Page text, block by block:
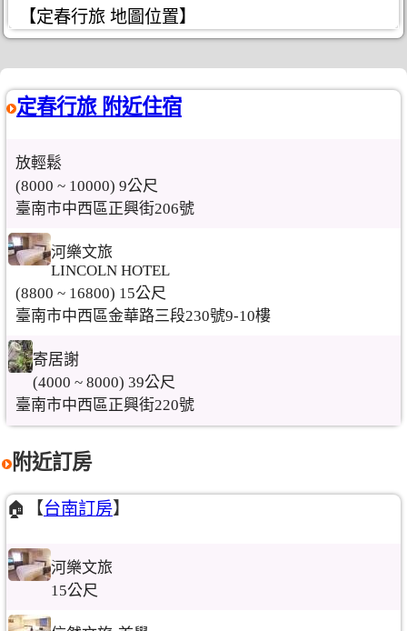
【定春行旅 地圖位置】
定春行旅 附近住宿
放輕鬆
(8000 ~ 10000) 9公尺
臺南市中西區正興街206號
河樂文旅
LINCOLN HOTEL
(8800 ~ 16800) 15公尺
臺南市中西區金華路三段230號9-10樓
寄居謝
(4000 ~ 8000) 39公尺
臺南市中西區正興街220號
附近訂房
🏠【台南訂房】
河樂文旅
15公尺